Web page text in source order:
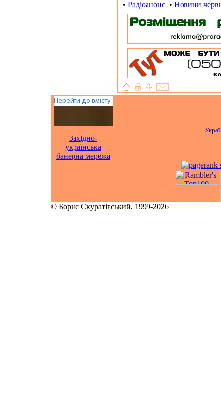
• Радіоанонс • Новини
Західно-
українська
банерна мережа
© Борис Скуратівський, 1999-2026